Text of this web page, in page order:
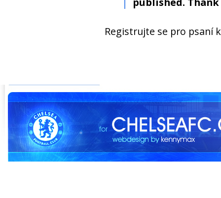
Registrujte se pro psaní